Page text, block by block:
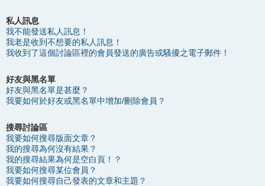
私人訊息
我不能發送私人訊息！
我老是收到不想要的私人訊息！
我收到了這個討論區裡的會員發送的廣告或騷擾之電子郵件！
好友與黑名單
好友與黑名單是甚麼？
我要如何於好友或黑名單中增加/刪除會員？
搜尋討論區
我要如何搜尋版面文章？
我的搜尋為何沒有結果？
我的搜尋結果為何是空白頁！？
我要如何搜尋某位會員？
我要如何搜尋自己發表的文章和主題？